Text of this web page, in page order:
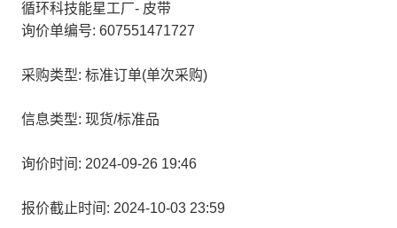
循环科技能星工厂- 皮带
询价单编号: 607551471727
采购类型: 标准订单(单次采购)
信息类型: 现货/标准品
询价时间: 2024-09-26 19:46
报价截止时间: 2024-10-03 23:59